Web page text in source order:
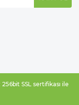
SSL sertifikası ile